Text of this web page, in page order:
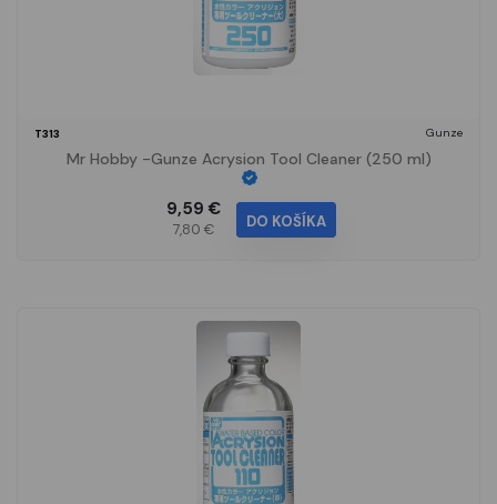
T313 Gunze
Mr Hobby -Gunze Acrysion Tool Cleaner (250 ml)
9,59 €
7,80 € DO KOŠÍKA